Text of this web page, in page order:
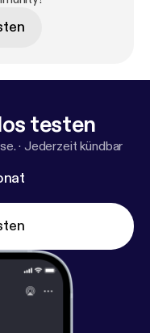
testen
· Jederzeit kündbar